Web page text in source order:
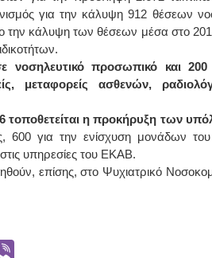
για την κάλυψη 912 θέσεων
την κάλυψη των θέσεων μέσα στο
νοσηλευτικό προσωπικό και
μεταφορείς ασθενών,
τοποθετείται η προκήρυξη των
600 για την ενίσχυση μονάδων
υπηρεσίες του ΕΚΑΒ.
επίσης, στο Ψυχιατρικό
Viber